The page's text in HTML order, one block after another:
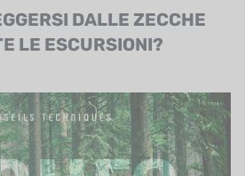
DALLE ZECCHE
LE ESCURSIONI?